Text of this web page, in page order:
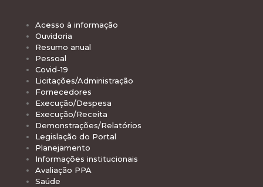
Acesso à informação
Ouvidoria
Resumo anual
Pessoal
Covid-19
Licitações/Administração
Fornecedores
Execução/Despesa
Execução/Receita
Demonstrações/Relatórios
Legislação do Portal
Planejamento
Informações institucionais
Avaliação PPA
Saúde